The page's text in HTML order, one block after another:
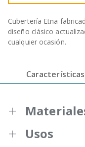
Cubertería Etna
diseño clásico
cualquier ocasión.
Características
Piezas
Usos